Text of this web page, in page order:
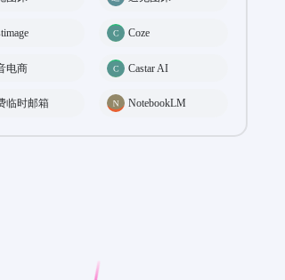
Coze
电商 Castar AI
临时邮箱 NotebookLM